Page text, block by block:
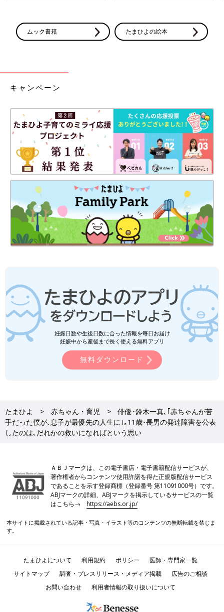
ムック書籍 たまひよの絵本
キャンペーン
妊娠日数や生後日数に合った情報を毎日お届け
妊娠中から産後まで長く使える無料アプリ
無料ダウンロード
たまひよ 赤ちゃん・育児
俳優･鈴木一真､｢赤ちゃんが苦
手だった僕が､息子が最優先の人生に｣｡11歳･長男の発達障害を公表
したのは､だれかの救いになればという思い
ＡＢＪマークは、この電子書店・電子書籍配信サービスが、
著作権者からコンテンツ使用許諾を得た正規版配信サービス
であることを示す登録商標（登録番号 第11091000号）です。
ABJマークの詳細、ABJマークを掲示しているサービスの一覧
はこちら→https://aebs.or.jp/
本サイトに掲載されている記事・写真・イラスト等のコンテンツの無断転載を禁じま
す。
たまひよについて 利用規約 ポリシー
医師・専門家一覧
サイトマップ
調査・プレスリリース・メディア掲載
広告のご相談
お問い合わせ
利用者情報の取り扱いについて